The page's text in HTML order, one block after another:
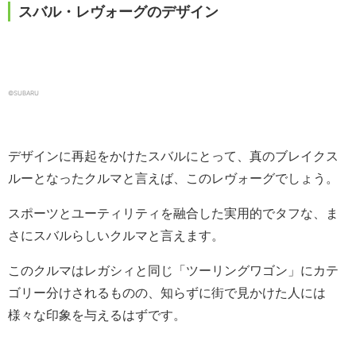
スバル・レヴォーグのデザイン
©SUBARU
デザインに再起をかけたスバルにとって、真のブレイクス
ルーとなったクルマと言えば、このレヴォーグでしょう。
スポーツとユーティリティを融合した実用的でタフな、ま
さにスバルらしいクルマと言えます。
このクルマはレガシィと同じ「ツーリングワゴン」にカテ
ゴリー分けされるものの、知らずに街で見かけた人には
様々な印象を与えるはずです。